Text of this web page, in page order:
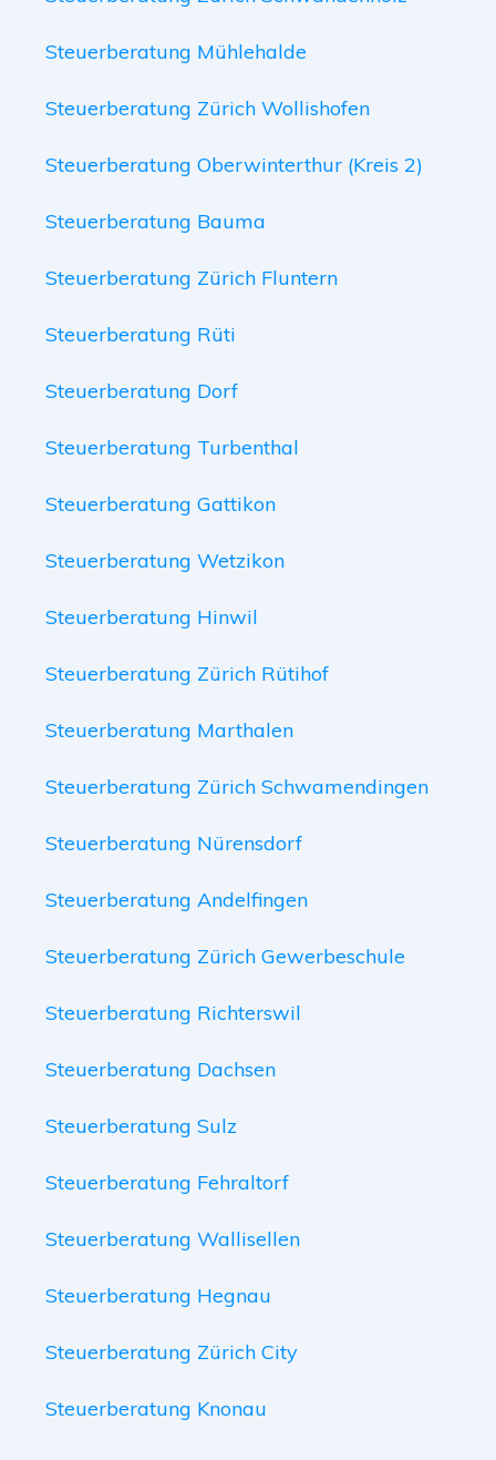
Steuerberatung Mühlehalde
Steuerberatung Zürich Wollishofen
Steuerberatung Oberwinterthur (Kreis 2)
Steuerberatung Bauma
Steuerberatung Zürich Fluntern
Steuerberatung Rüti
Steuerberatung Dorf
Steuerberatung Turbenthal
Steuerberatung Gattikon
Steuerberatung Wetzikon
Steuerberatung Hinwil
Steuerberatung Zürich Rütihof
Steuerberatung Marthalen
Steuerberatung Zürich Schwamendingen
Steuerberatung Nürensdorf
Steuerberatung Andelfingen
Steuerberatung Zürich Gewerbeschule
Steuerberatung Richterswil
Steuerberatung Dachsen
Steuerberatung Sulz
Steuerberatung Fehraltorf
Steuerberatung Wallisellen
Steuerberatung Hegnau
Steuerberatung Zürich City
Steuerberatung Knonau